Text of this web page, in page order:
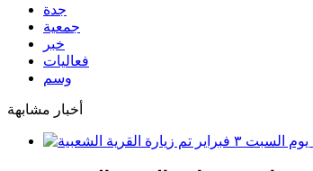
جدة
جمعية
خبر
فعاليات
وسم
أخبار مشابهة